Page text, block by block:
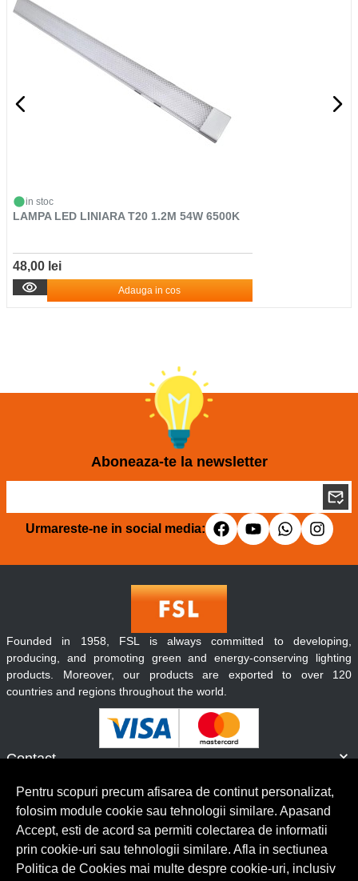
in stoc
LAMPA LED LINIARA T20 1.2M 54W 6500K
48,00 lei
Adauga in cos
Aboneaza-te la newsletter
Urmareste-ne in social media:
Contact
Servicii clienti
Founded in 1958, FSL is always committed to developing,
producing, and promoting green and energy-conserving lighting
products. Moreover, our products are exported to over 120
countries and regions throughout the world.
© Copyright 2026 Lumilux. Toate drepturile rezervate.
Pentru scopuri precum afisarea de continut personalizat,
folosim module cookie sau tehnologii similare. Apasand
Accept, esti de acord sa permiti colectarea de informatii
prin cookie-uri sau tehnologii similare. Afla in sectiunea
Politica de Cookies mai multe despre cookie-uri, inclusiv